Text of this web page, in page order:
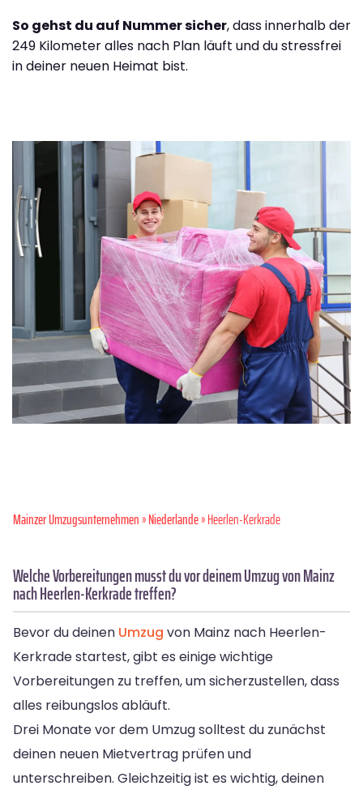
So gehst du auf Nummer sicher, dass innerhalb der
249 Kilometer alles nach Plan läuft und du stressfrei
in deiner neuen Heimat bist.
Mainzer Umzugsunternehmen»Niederlande» Heerlen-Kerkrade
Welche Vorbereitungen musst du vor deinem Umzug von Mainz
nach Heerlen-Kerkrade treffen?
Bevor du deinen Umzug von Mainz nach Heerlen-
Kerkrade startest, gibt es einige wichtige
Vorbereitungen zu treffen, um sicherzustellen, dass
alles reibungslos abläuft.
Drei Monate vor dem Umzug solltest du zunächst
deinen neuen Mietvertrag prüfen und
unterschreiben. Gleichzeitig ist es wichtig, deinen